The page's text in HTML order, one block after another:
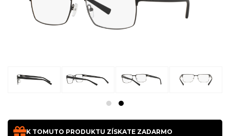
K TOMUTO PRODUKTU ZÍSKATE ZADARMO